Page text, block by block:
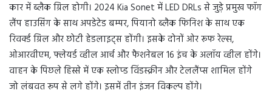
कार में ब्लैक ग्रिल होगी। 2024 Kia ​​Sonet में LED DRLs से जुड़े प्रमुख फॉग
लैंप हाउसिंग के साथ अपडेटेड बम्पर, पियानो ब्लैक फिनिश के साथ एक
रिवर्क्ड ग्रिल और छोटी हेडलाइट्स होंगी। इसके दोनों ओर रूफ रेल्स,
ओआरवीएम, फ्लेयर्ड व्हील आर्च और फैशनेबल 16 इंच के अलॉय व्हील होंगे।
वाहन के पिछले हिस्से में एक स्लोप्ड विंडस्क्रीन और टेललैंप्स शामिल होंगे
जो लंबवत रूप से लगे होंगे। इसमें तीन इंजन विकल्प होंगे।